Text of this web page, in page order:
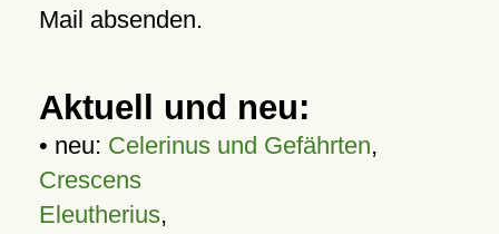
Mail absenden.
Aktuell und neu:
• neu: Celerinus und Gefährten,
Crescens
Eleutherius,